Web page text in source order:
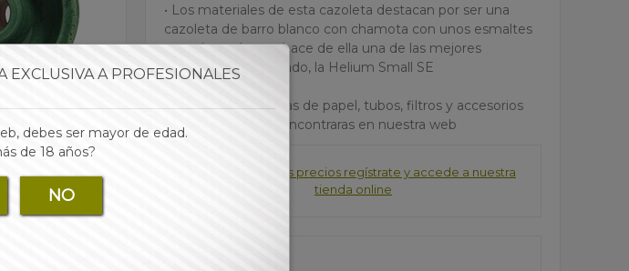
• Los materiales de esta cazoleta destacan por ser una
cazoleta de barro blanco con chamota con unos esmaltes
novedosos, lo que hace de ella una de las mejores
cazoletas del mercado, la Helium Small SE
• Las mejores marcas de papel, tubos, filtros y accesorios
para tu estanco lo encontraras en nuestra web
Para consultar los precios regístrate y accede a nuestra
tienda online
EXCLUSIVA A PROFESIONALES
debes ser mayor de edad.
de 18 años?
NO